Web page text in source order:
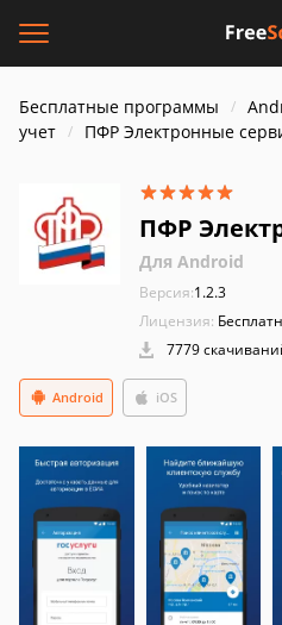
Бесплатные программы
учет
ПФР Электронные
ПФР
Для Android
Версия:1.2.3
Лицензия:
7779
Android iOS